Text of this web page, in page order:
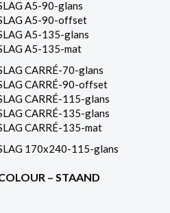
A5-90-glans
A5-90-offset
A5-135-glans
A5-135-mat
CARRÉ-70-glans
CARRÉ-90-offset
CARRÉ-115-glans
CARRÉ-135-glans
CARRÉ-135-mat
170x240-115-glans
– STAAND